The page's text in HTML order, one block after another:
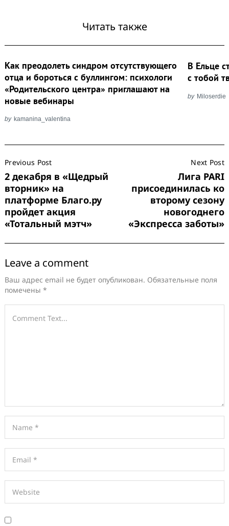
Читать также
Как преодолеть синдром отсутствующего
отца и бороться с буллингом: психологи
«Родительского центра» приглашают на
новые вебинары
by kamanina_valentina
В Ельце
с тобой
by Miloserdie
Navigation
Previous Post
2 декабря в «Щедрый
вторник» на
платформе Благо.ру
пройдет акция
«Тотальный мэтч»
Next Post
Лига PARI
присоединилась ко
второму сезону
новогоднего
«Экспресса заботы»
Leave a comment
Ваш адрес email не будет опубликован. Обязательные поля
помечены *